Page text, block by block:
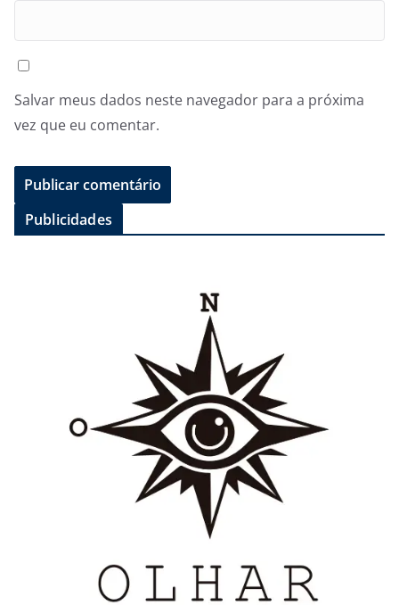
Salvar meus dados neste navegador para a próxima
vez que eu comentar.
Publicidades